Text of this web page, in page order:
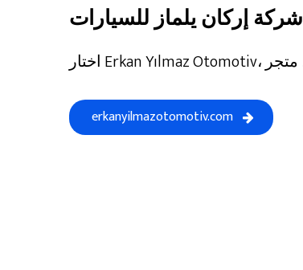
شركة إركان يلماز للسيارات
erkanyilmazotomotiv.com